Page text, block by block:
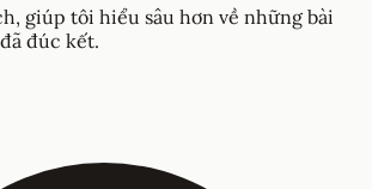
giúp tôi hiểu sâu hơn về những bài
đúc kết.